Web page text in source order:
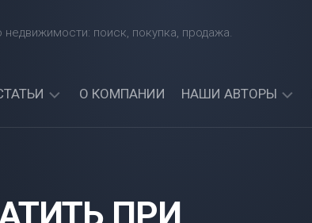
поиск, покупка, продажа.
ИНОСТРАННЫМ
О КОМПАНИИ НАШИ АВТОРЫ